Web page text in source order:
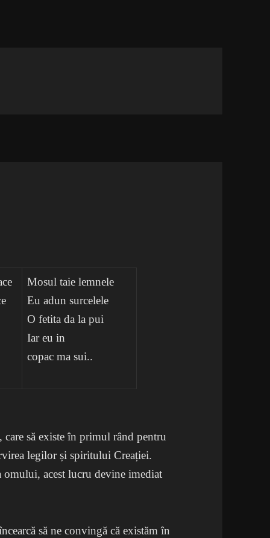
Mosul taie lemnele
Eu adun surcelele
O fetita da la pui
Iar eu in
copac ma sui..
să existe în primul rând pentru
legilor și spiritului Creației.
omului, acest lucru devine imediat
să ne convingă că existăm în